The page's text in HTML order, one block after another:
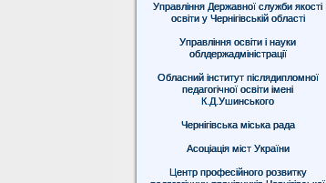
Управління Державної служби якості
освіти у Чернігівській області
Управління освіти і науки
облдержадміністрації
Обласний інститут післядипломної
педагогічної освіти імені
К.Д.Ушинського
Чернігівська міська рада
Асоціація міст України
Центр професійного розвитку